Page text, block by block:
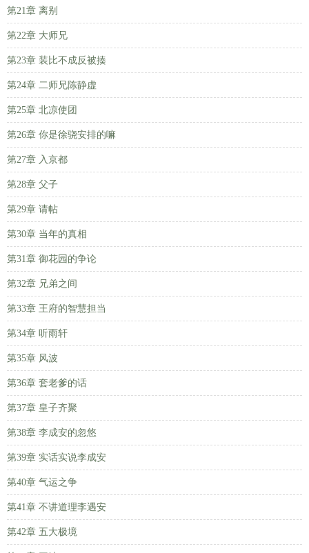
第21章 离别
第22章 大师兄
第23章 装比不成反被揍
第24章 二师兄陈静虚
第25章 北凉使团
第26章 你是徐骁安排的嘛
第27章 入京都
第28章 父子
第29章 请帖
第30章 当年的真相
第31章 御花园的争论
第32章 兄弟之间
第33章 王府的智慧担当
第34章 听雨轩
第35章 风波
第36章 套老爹的话
第37章 皇子齐聚
第38章 李成安的忽悠
第39章 实话实说李成安
第40章 气运之争
第41章 不讲道理李遇安
第42章 五大极境